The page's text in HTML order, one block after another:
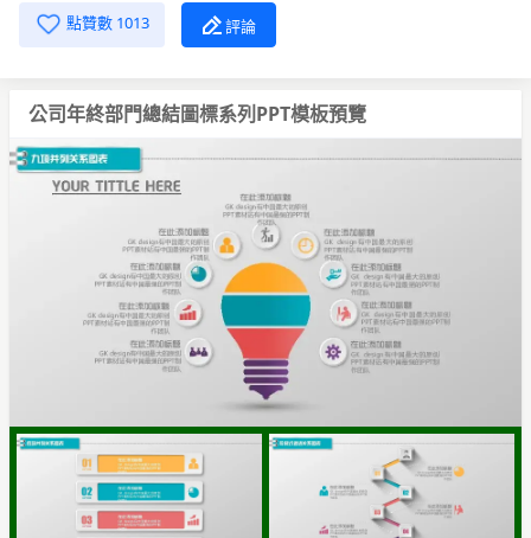
點贊數 1013 評論
公司年終部門總結圖標系列PPT模板預覽